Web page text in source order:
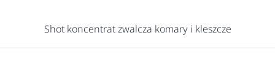
Shot koncentrat zwalcza komary i kleszcze